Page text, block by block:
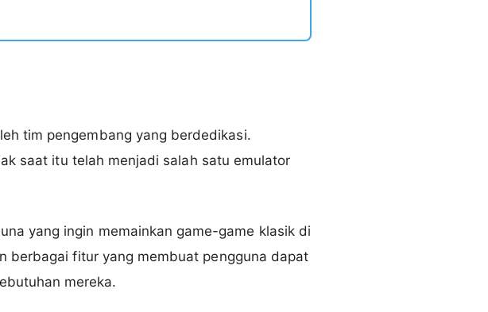
tim pengembang yang berdedikasi.
saat itu telah menjadi salah satu emulator
yang ingin memainkan game-game klasik di
berbagai fitur yang membuat pengguna dapat
mereka.